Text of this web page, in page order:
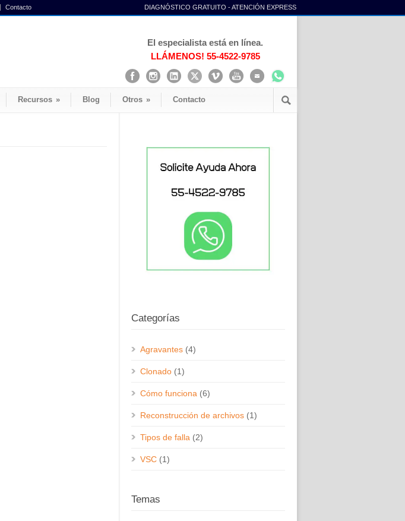
Contacto DIAGNÓSTICO GRATUITO - ATENCIÓN EXPRESS
El especialista está en línea.
LLÁMENOS! 55-4522-9785
Recursos » Blog Otros » Contacto
Categorías
Agravantes (4)
Clonado (1)
Cómo funciona (6)
Reconstrucción de archivos (1)
Tipos de falla (2)
VSC (1)
Temas